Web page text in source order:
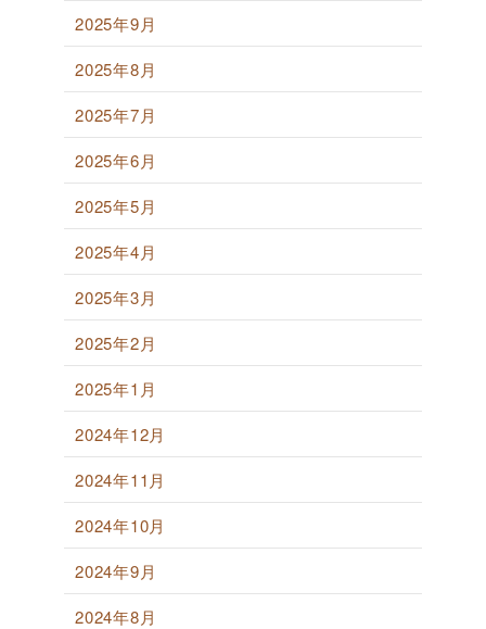
2025年9月
2025年8月
2025年7月
2025年6月
2025年5月
2025年4月
2025年3月
2025年2月
2025年1月
2024年12月
2024年11月
2024年10月
2024年9月
2024年8月